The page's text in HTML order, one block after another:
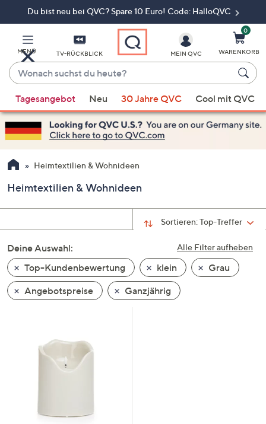
Du bist neu bei QVC? Spare 10 Euro! Code: HalloQVC
MENÜ TV-RÜCKBLICK
Wonach
suchst
du
heute?
Vorschläge
verfügbar
sind,
verwenden
Sie
Pfeiltasten
nach
und
nach
unten
oder
wischen
Geräten
MEIN QVC
0
WARENKORB
Tagesangebot Neu 30 Jahre QVC Cool mit QVC
Heimtextilien & Wohnideen
Heimtextilien & Wohnideen
Sortieren:Top-Treffer
Alle Filter aufheben
Deine Auswahl:
Top-Kundenbewertung
klein
Grau
Angebotspreise
Ganzjährig